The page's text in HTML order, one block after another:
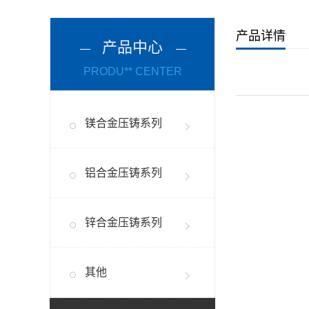
产品中心
PRODU** CENTER
镁合金压铸系列
铝合金压铸系列
锌合金压铸系列
其他
产品详情